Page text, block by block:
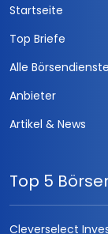
Startseite
Top Briefe
Alle Börsendienste
Anbieter
Artikel & News
Top 5
Cleverselect